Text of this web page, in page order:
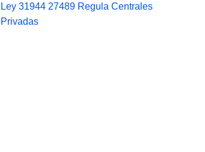
Ley 31944 27489 Regula Centrales
Privadas